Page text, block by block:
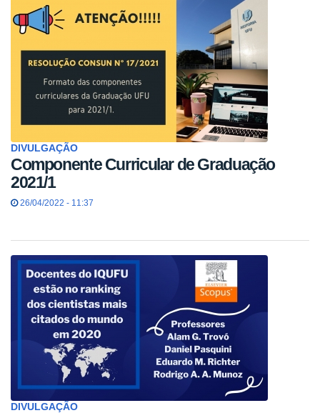
DIVULGAÇÃO
Componente Curricular de Graduação
2021/1
26/04/2022 - 11:37
DIVULGAÇÃO